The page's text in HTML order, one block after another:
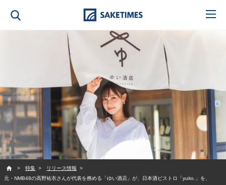
特集
リリース情報
元・NMB48の高野祐衣さんが代表を務める「ゆい酒店」が、日本酒ビストロ「yuito.」を、